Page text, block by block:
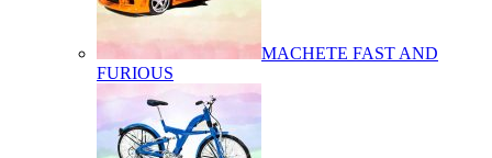
MACHETE FAST AND
FURIOUS